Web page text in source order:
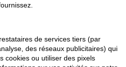
de services tiers (par
des réseaux publicitaires) qui
cookies ou utiliser des pixels